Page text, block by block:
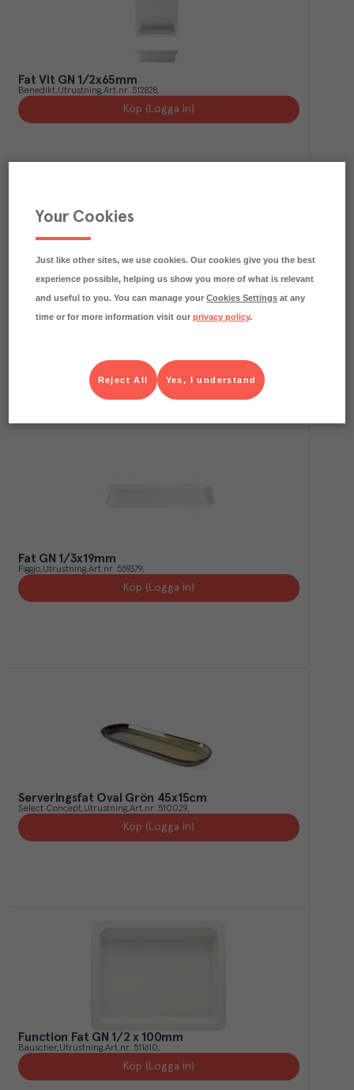
Fat Vit GN 1/2x65mm
Benedikt Utrustning Art.nr. 512828
Köp (Logga in)
Fat Vit GN 1/1x65mm
Fat GN 1/3x19mm
Figgjo Utrustning Art.nr. 559379
Köp (Logga in)
Serveringsfat Oval Grön 45x15cm
Select Concept Utrustning Art.nr. 510029
Köp (Logga in)
Function Fat GN 1/2 x 100mm
Bauscher Utrustning Art.nr. 511610
Köp (Logga in)
Your Cookies
Just like other sites, we use cookies. Our cookies give you the best
experience possible, helping us show you more of what is relevant
and useful to you. You can manage yourCookies Settings at any
time or for more information visit ourprivacy policy.
Yes, I understand
Reject All